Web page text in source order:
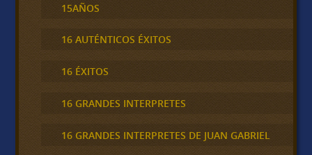
15AÑOS
16 AUTÉNTICOS ÉXITOS
16 ÉXITOS
16 GRANDES INTERPRETES
16 GRANDES INTERPRETES DE JUAN GABRIEL